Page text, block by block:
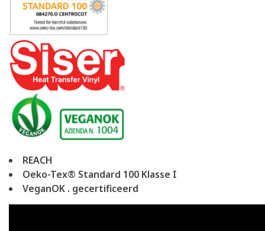
REACH
Oeko-Tex® Standard 100 Klasse I
VeganOK . gecertificeerd